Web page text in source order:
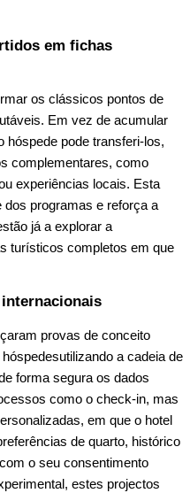
em fichas
os clássicos pontos de
. Em vez de acumular
hóspede pode transferi-los,
complementares, como
experiências locais. Esta
dos programas e reforça a
já a explorar a
turísticos completos em que
provas de conceito
hóspedesutilizando a cadeia de
forma segura os dados
como o check-in, mas
em que o hotel
de quarto, histórico
o seu consentimento
estes projectos